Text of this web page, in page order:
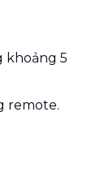
khoảng 5
remote.